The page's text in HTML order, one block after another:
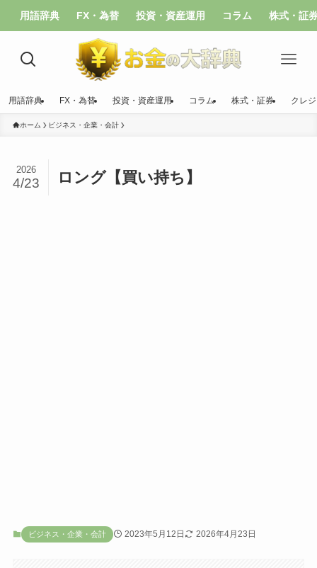
用語辞典 FX・為替 投資・資産運用 コラム 株式・証
用語辞典 FX・為替 投資・資産運用 コラム 株式・証券 クレ
ホーム ビジネス・企業・会計
ロング【買い持ち】
2026
4/23
ビジネス・企業・会計 2023年5月12日 2026年4月23日